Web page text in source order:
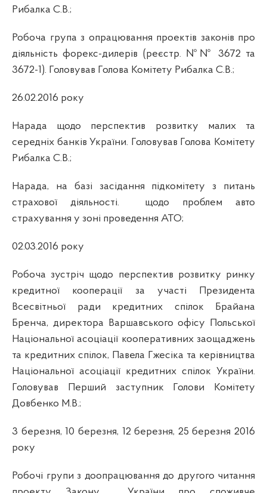
Рибалка С.В.;
Робоча група з опрацювання проектів законів про
діяльність форекс-дилерів (реєстр. №№ 3672 та
3672-1). Головував Голова Комітету Рибалка С.В.;
26.02.2016 року
Нарада щодо перспектив розвитку малих та
середніх банків України. Головував Голова Комітету
Рибалка С.В.;
Нарада, на базі засідання підкомітету з питань
страхової діяльності.
щодо проблем авто
страхування у зоні проведення АТО;
02.03.2016 року
Робоча зустріч щодо перспектив розвитку ринку
кредитної кооперації за участі
Президента
Всесвітньої ради кредитних спілок Брайана
Бренча, директора Варшавського офісу Польської
Національної асоціації кооперативних заощаджень
та кредитних спілок, Павела Гжесіка та керівництва
Національної асоціації кредитних спілок України.
Головував Перший заступник Голови Комітету
Довбенко М.В.;
3 березня,10 березня, 12 березня, 25 березня 2016
року
Робочі групи з доопрацювання до другого читання